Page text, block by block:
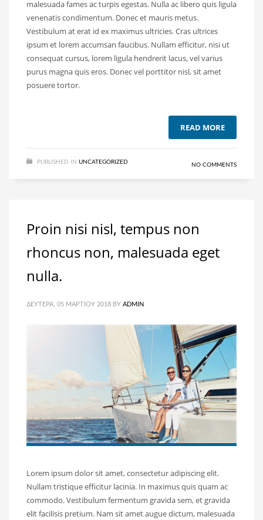
malesuada fames ac turpis egestas. Nulla ac libero quis ligula
venenatis condimentum. Donec et mauris metus.
Vestibulum at erat id ex maximus ultricies. Cras ultrices
ipsum et lorem accumsan faucibus. Nullam efficitur, nisi ut
consequat cursus, lorem ligula hendrerit lacus, vel varius
purus magna quis eros. Donec vel porttitor nisl, sit amet
posuere tortor.
READ MORE
PUBLISHED IN UNCATEGORIZED NO COMMENTS
Proin nisi nisl, tempus non
rhoncus non, malesuada eget
nulla.
ΔΕΥΤΈΡΑ, 05 ΜΑΡΤΊΟΥ 2018 BY ADMIN
Lorem ipsum dolor sit amet, consectetur adipiscing elit.
Nullam tristique efficitur lacinia. In maximus quis quam ac
commodo. Vestibulum fermentum gravida sem, et gravida
elit facilisis pretium. Nam sit amet augue dictum, malesuada